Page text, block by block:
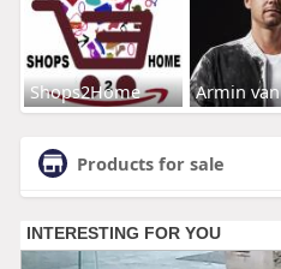
Shops2Home Armin van
Products for sale